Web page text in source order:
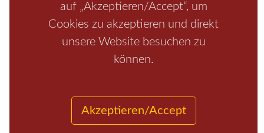
auf „Akzeptieren/Accept“, um
Cookies zu akzeptieren und direkt
unsere Website besuchen zu
können.
Akzeptieren/Accept
Fragen+Antworten /
Copyrights © 2026 Elbsandsteingebirge Verlag